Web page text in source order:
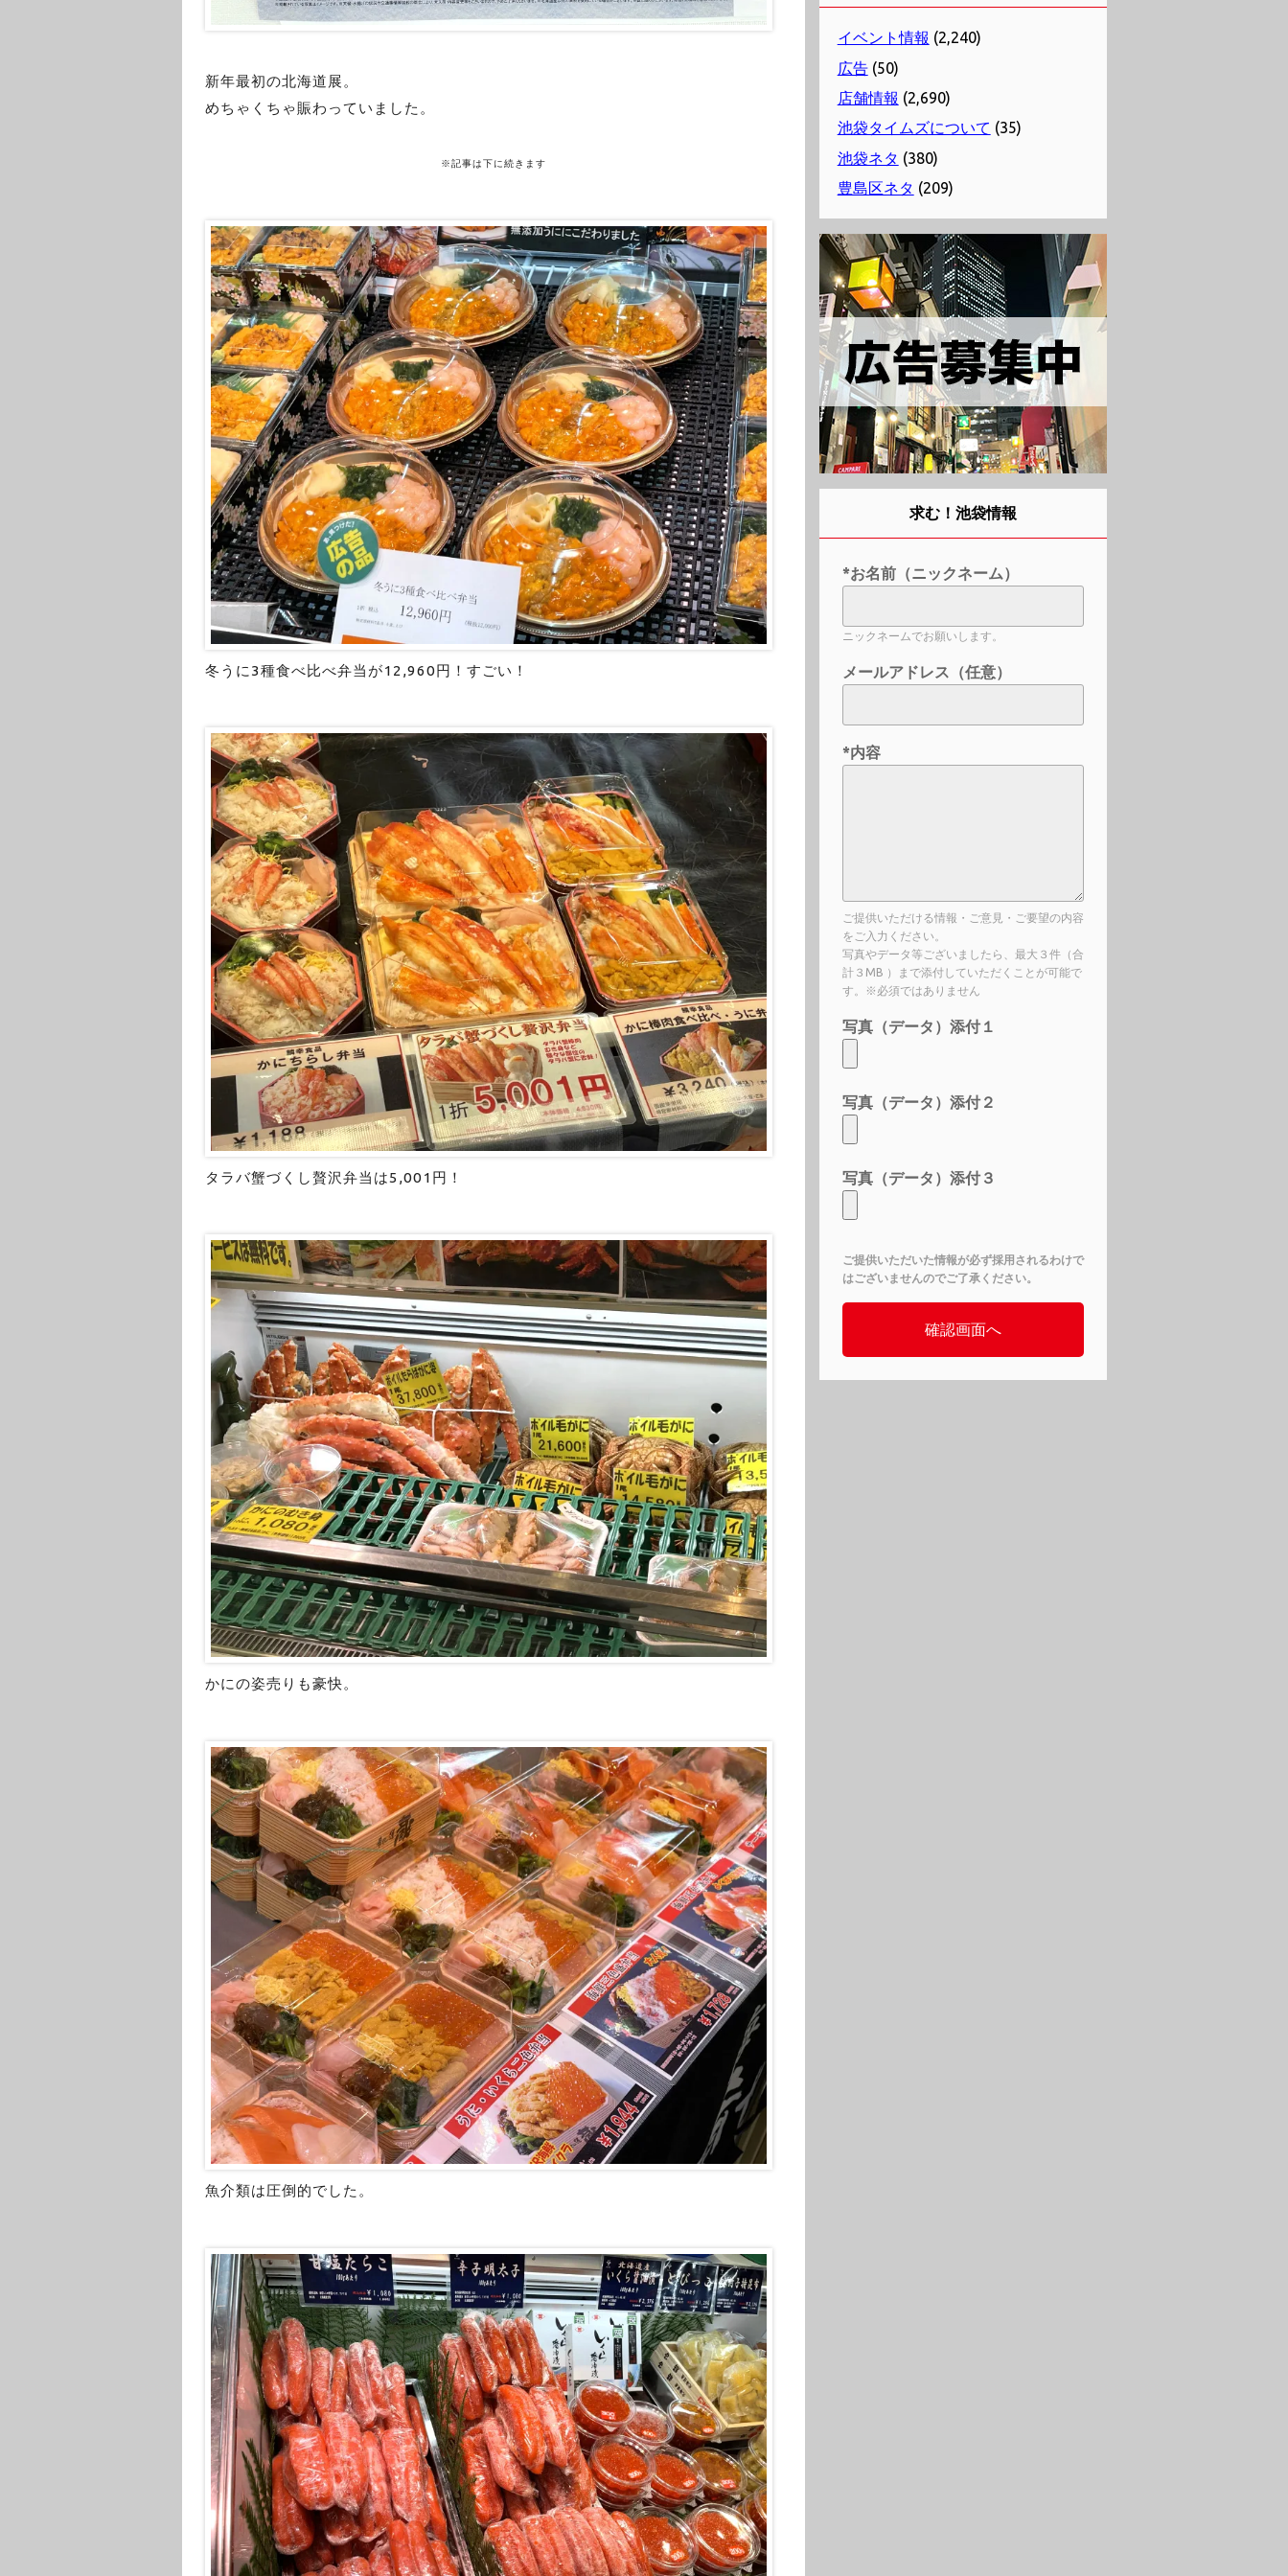
新年最初の北海道展。
めちゃくちゃ賑わっていました。
※記事は下に続きます
冬うに3種食べ比べ弁当が12,960円！すごい！
タラバ蟹づくし贅沢弁当は5,001円！
かにの姿売りも豪快。
魚介類は圧倒的でした。
イベント情報 (2,240)
広告(50)
店舗情報 (2,690)
池袋タイムズについて (35)
池袋ネタ (380)
豊島区ネタ (209)
求む！池袋情報
*お名前（ニックネーム）
ニックネームでお願いします。
メールアドレス（任意）
*内容
ご提供いただける情報・ご意見・ご要望の内容
をご入力ください。
写真やデータ等ございましたら、最大３件（合
計３MB ）まで添付していただくことが可能で
す。※必須ではありません
写真（データ）添付１
写真（データ）添付２
写真（データ）添付３
ご提供いただいた情報が必ず採用されるわけで
はございませんのでご了承ください。